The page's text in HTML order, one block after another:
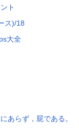
ト
ス)/18
大全
あらず，屁である。